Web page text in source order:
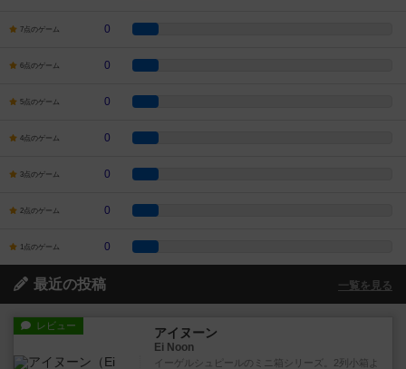
7点のゲーム 0
6点のゲーム 0
5点のゲーム 0
4点のゲーム 0
3点のゲーム 0
2点のゲーム 0
1点のゲーム 0
最近の投稿 一覧を見る
レビュー アイヌーン
Ei Noon
イーゲルシュピールのミニ箱シリーズ。2列小箱よ